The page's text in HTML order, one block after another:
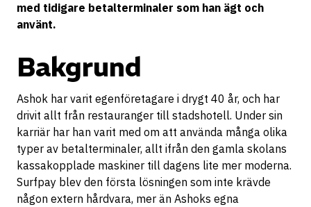
med tidigare betalterminaler som han ägt och
använt.
Bakgrund
Ashok har varit egenföretagare i drygt 40 år, och har
drivit allt från restauranger till stadshotell. Under sin
karriär har han varit med om att använda många olika
typer av betalterminaler, allt ifrån den gamla skolans
kassakopplade maskiner till dagens lite mer moderna.
Surfpay blev den första lösningen som inte krävde
någon extern hårdvara, mer än Ashoks egna